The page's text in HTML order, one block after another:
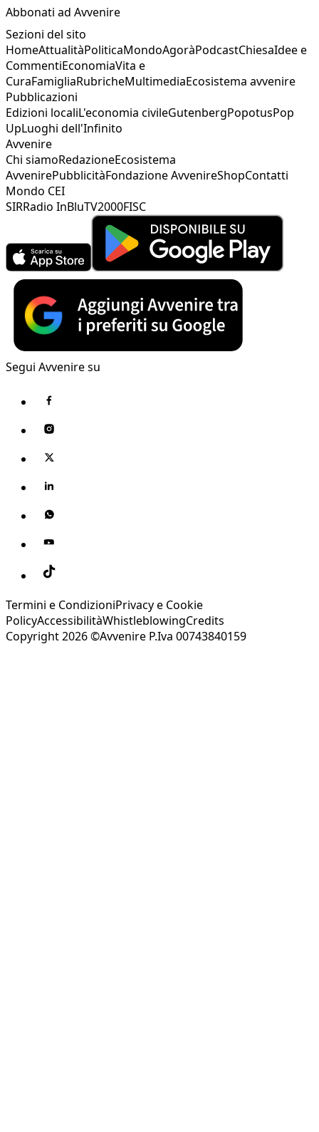
Abbonati ad Avvenire
Sezioni del sito
HomeAttualitàPoliticaMondoAgoràPodcastChiesaIdee e
CommentiEconomiaVita e
CuraFamigliaRubricheMultimediaEcosistema avvenire
Pubblicazioni
Edizioni localiL'economia civileGutenbergPopotusPop
UpLuoghi dell'Infinito
Avvenire
Chi siamoRedazioneEcosistema
AvvenirePubblicitàFondazione AvvenireShopContatti
Mondo CEI
SIRRadio InBluTV2000FISC
Segui Avvenire su
Termini e CondizioniPrivacy e Cookie
PolicyAccessibilitàWhistleblowingCredits
Copyright 2026 ©Avvenire P.Iva 00743840159